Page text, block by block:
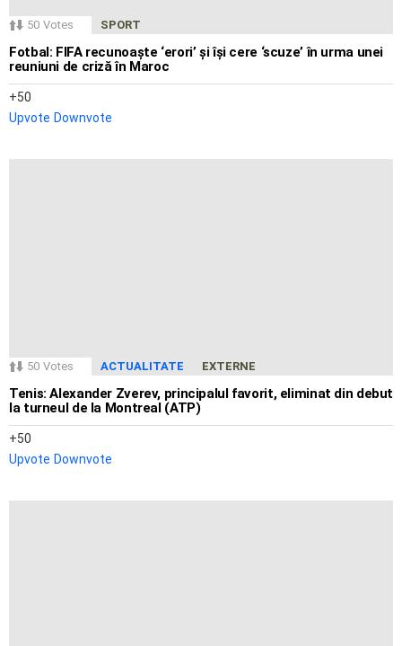
50 Votes SPORT
Fotbal: FIFA recunoaște ‘erori’ și își cere ‘scuze’ în urma unei
reuniuni de criză în Maroc
50
Upvote Downvote
50 Votes ACTUALITATE EXTERNE
Tenis: Alexander Zverev, principalul favorit, eliminat din debut
la turneul de la Montreal (ATP)
50
Upvote Downvote